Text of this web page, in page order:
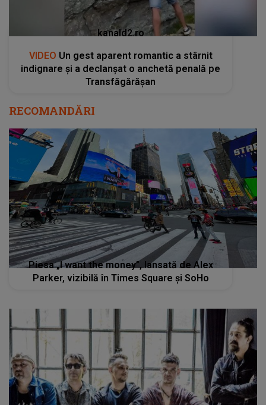
kanald2.ro
VIDEO Un gest aparent romantic a stârnit
indignare și a declanșat o anchetă penală pe
Transfăgărășan
RECOMANDĂRI
Piesa „I want the money”, lansată de Alex
Parker, vizibilă în Times Square și SoHo